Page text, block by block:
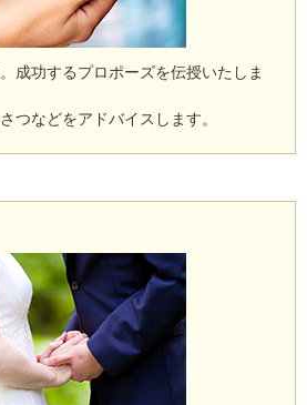
成功するプロポーズを伝授いたしま
つなどをアドバイスします。